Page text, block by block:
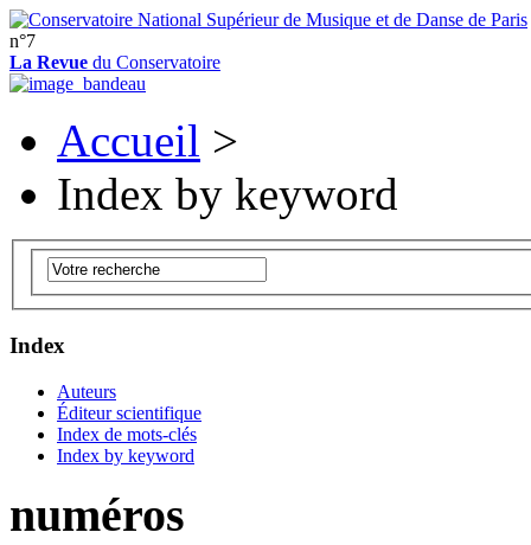
n°7
La Revue du Conservatoire
Accueil >
Index by keyword
Index
Auteurs
Éditeur scientifique
Index de mots-clés
Index by keyword
numéros